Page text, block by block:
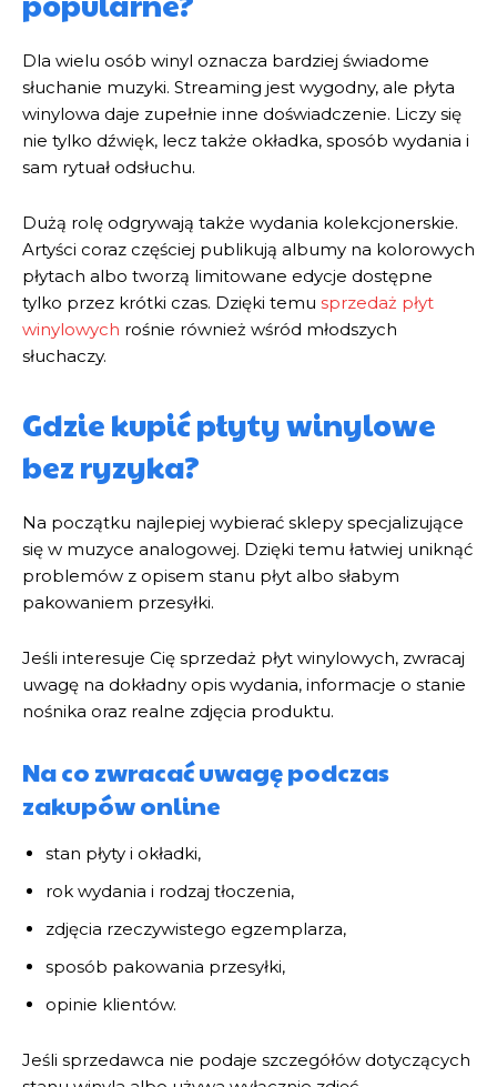
Dla wielu osób winyl oznacza bardziej świadome
słuchanie muzyki. Streaming jest wygodny, ale płyta
winylowa daje zupełnie inne doświadczenie. Liczy się
nie tylko dźwięk, lecz także okładka, sposób wydania i
sam rytuał odsłuchu.
Dużą rolę odgrywają także wydania kolekcjonerskie.
Artyści coraz częściej publikują albumy na kolorowych
płytach albo tworzą limitowane edycje dostępne
tylko przez krótki czas. Dzięki temu sprzedaż płyt
winylowych rośnie również wśród młodszych
słuchaczy.
Gdzie kupić płyty winylowe
bez ryzyka?
Na początku najlepiej wybierać sklepy specjalizujące
się w muzyce analogowej. Dzięki temu łatwiej uniknąć
problemów z opisem stanu płyt albo słabym
pakowaniem przesyłki.
Jeśli interesuje Cię sprzedaż płyt winylowych, zwracaj
uwagę na dokładny opis wydania, informacje o stanie
nośnika oraz realne zdjęcia produktu.
Na co zwracać uwagę podczas
zakupów online
stan płyty i okładki,
rok wydania i rodzaj tłoczenia,
zdjęcia rzeczywistego egzemplarza,
sposób pakowania przesyłki,
opinie klientów.
Jeśli sprzedawca nie podaje szczegółów dotyczących